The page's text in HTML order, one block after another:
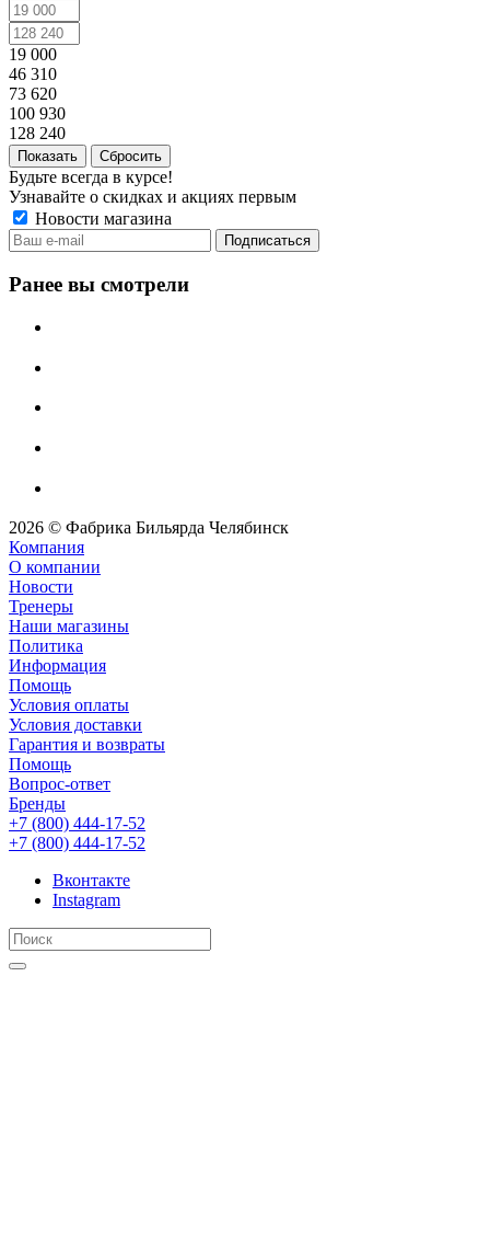
19 000
46 310
73 620
100 930
128 240
Сбросить
Будьте всегда в курсе!
Узнавайте о скидках и акциях первым
Новости магазина
Ранее вы смотрели
2026 © Фабрика Бильярда Челябинск
Компания
О компании
Новости
Тренеры
Наши магазины
Политика
Информация
Помощь
Условия оплаты
Условия доставки
Гарантия и возвраты
Помощь
Вопрос-ответ
Бренды
+7 (800) 444-17-52
+7 (800) 444-17-52
Вконтакте
Instagram